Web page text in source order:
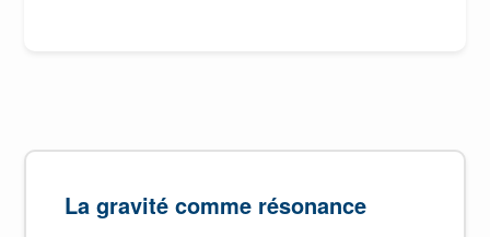
La gravité comme résonance